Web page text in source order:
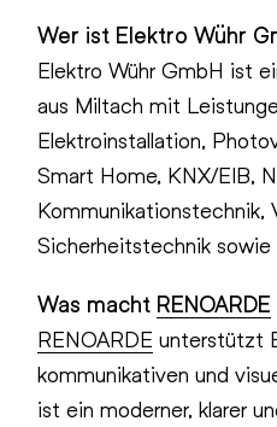
Wer ist Elektro Wühr
Elektro Wühr GmbH ist
aus Miltach mit
Elektroinstallation,
Smart Home, KNX/EIB,
Kommunikationstechnik,
Sicherheitstechnik
Was macht RENOARDE
RENOARDE unterstützt
kommunikativen und
ist ein moderner, klarer